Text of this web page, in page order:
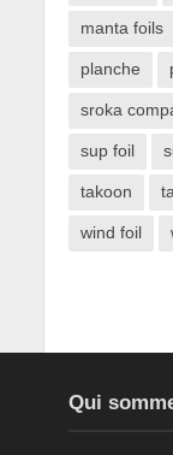
manta foils
planche
sroka
sup foil
takoon
wind foil
Qui